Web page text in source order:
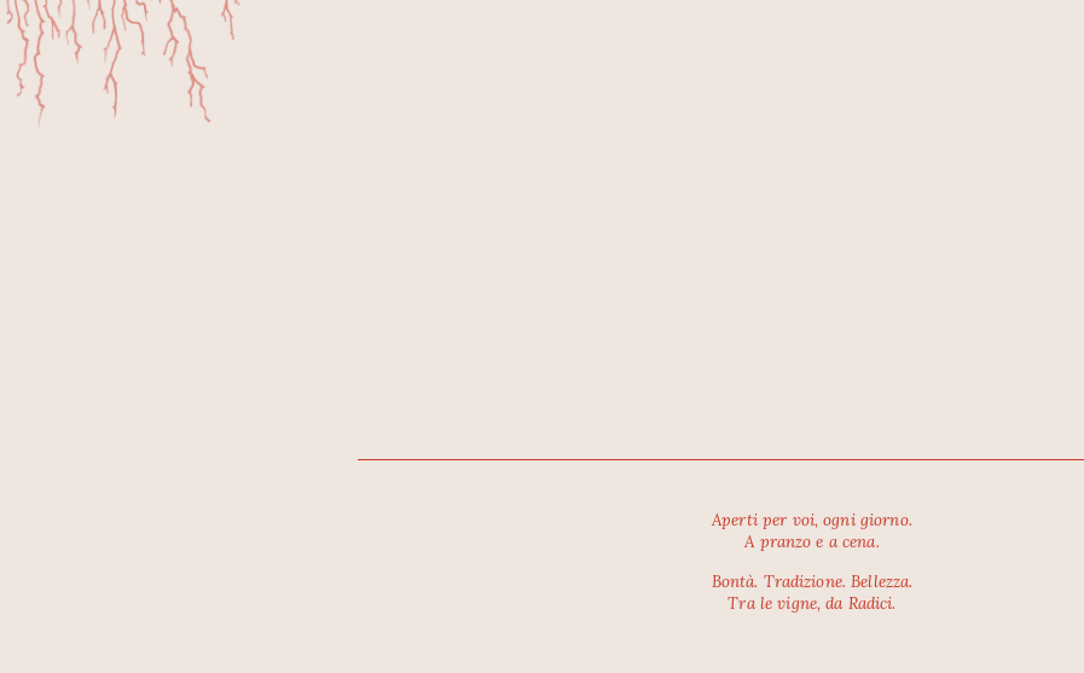
Aperti per voi, ogni giorno.
A pranzo e a cena.
Bontà. Tradizione. Bellezza.
Tra le vigne, da Radici.